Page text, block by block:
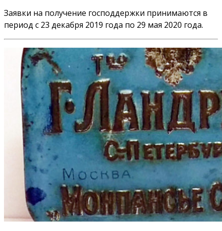
Заявки на получение господдержки принимаются в
период с 23 декабря 2019 года по 29 мая 2020 года.